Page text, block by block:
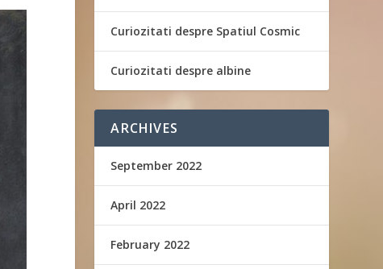
Curiozitati despre Spatiul Cosmic
Curiozitati despre albine
ARCHIVES
September 2022
April 2022
February 2022